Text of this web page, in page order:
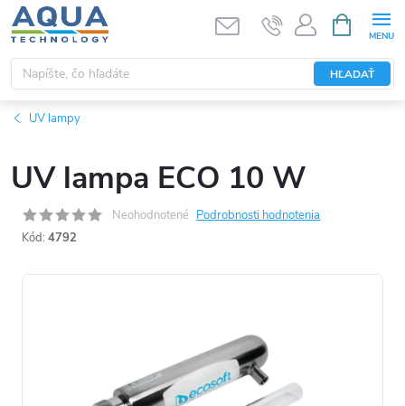
Prejsť
na
obsah
HĽADAŤ
KOŠÍK
UV lampy
UV lampa ECO 10 W
Neohodnotené Podrobnosti hodnotenia
Kód: 4792